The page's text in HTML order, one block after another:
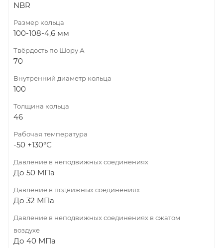
NBR
Размер кольца
100-108-4,6 мм
Твёрдость по Шору А
70
Внутренний диаметр кольца
100
Толщина кольца
46
Рабочая температура
-50 +130°С
Давление в неподвижных соединениях
До 50 МПа
Давление в подвижных соединениях
До 32 МПа
Давление в неподвижных соединениях в сжатом
воздухе
До 40 МПа